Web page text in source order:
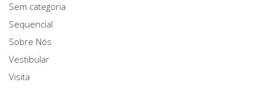
Sem categoria
Sequencial
Sobre Nós
Vestibular
Visita